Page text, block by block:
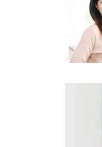
HARS.としてイベン
Vol.63 2018.5.1
大阪府豊中市在住。
に勤めていた会社を
「EmbellirMayumi」